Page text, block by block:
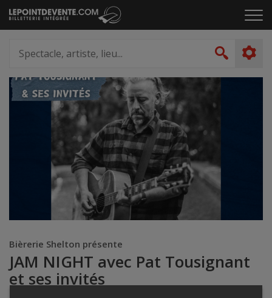
Passer
au
le
artiste,
lieu...
Bièrerie Shelton présente
JAM NIGHT avec Pat Tousignant
et ses invités